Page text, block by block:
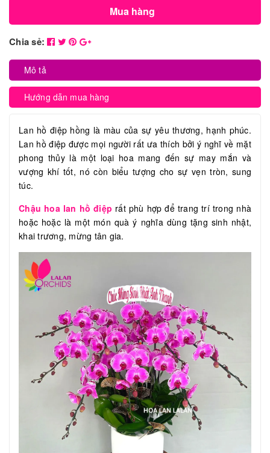
Mua hàng
Chia sẻ:
Mô tả
Hướng dẫn mua hàng
Lan hồ điệp hồng là màu của sự yêu thương, hạnh phúc.
Lan hồ điệp được mọi người rất ưa thích bởi ý nghĩ về mặt
phong thủy là một loại hoa mang đến sự may mắn và
vượng khí tốt, nó còn biểu tượng cho sự vẹn tròn, sung
túc.
Chậu hoa lan hồ điệp rất phù hợp để trang trí trong nhà
hoặc hoặc là một món quà ý nghĩa dùng tặng sinh nhật,
khai trương, mừng tân gia.